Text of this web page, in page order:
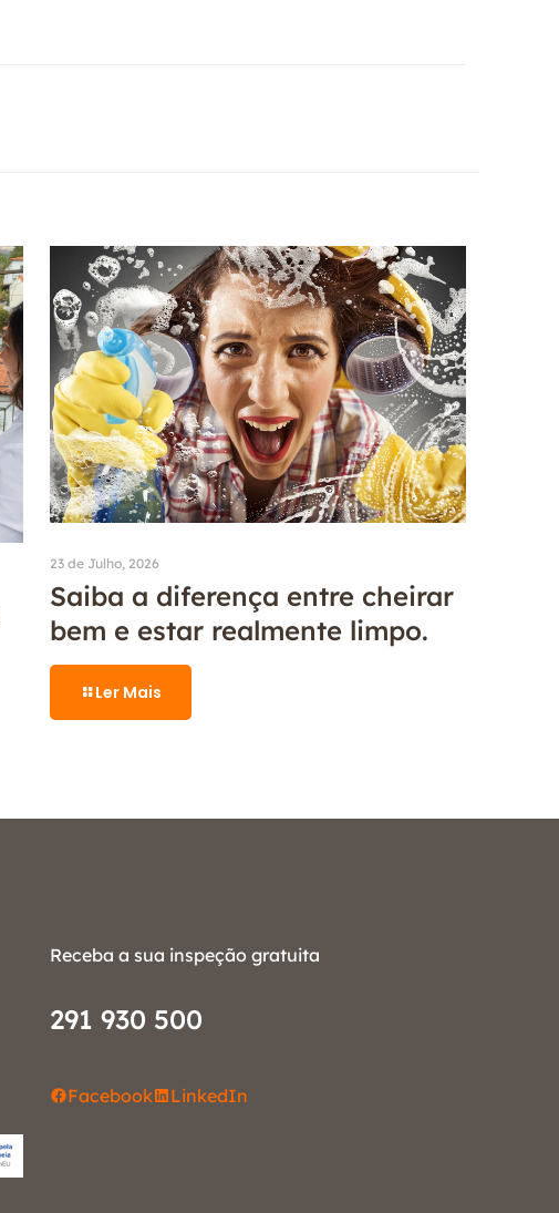
23 de Julho, 2026
Saiba a diferença entre cheirar
bem e estar realmente limpo.
Ler Mais
Receba a sua inspeção gratuita
291 930 500
Facebook LinkedIn